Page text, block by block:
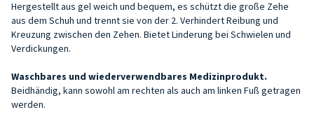
Hergestellt aus gel weich und bequem, es schützt die große Zehe
aus dem Schuh und trennt sie von der 2. Verhindert Reibung und
Kreuzung zwischen den Zehen. Bietet Linderung bei Schwielen und
Verdickungen.
Waschbares und wiederverwendbares Medizinprodukt.
Beidhändig, kann sowohl am rechten als auch am linken Fuß getragen
werden.